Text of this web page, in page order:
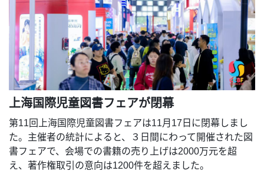
上海国際児童図書フェアが閉幕
第11回上海国際児童図書フェアは11月17日に閉幕しまし
た。主催者の統計によると、３日間にわって開催された図
書フェアで、会場での書籍の売り上げは2000万元を超
え、著作権取引の意向は1200件を超えました。